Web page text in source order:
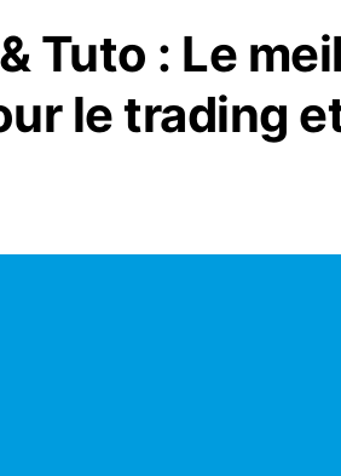
Tuto : Le
le trading